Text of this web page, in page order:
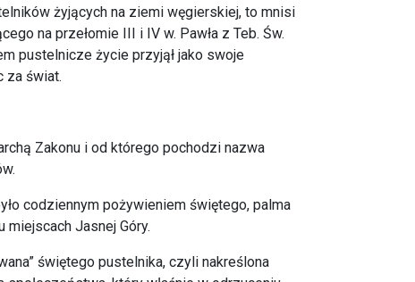
żyjących na ziemi węgierskiej, to mnisi
na przełomie III i IV w. Pawła z Teb. Św.
pustelnicze życie przyjął jako swoje
za świat.
Zakonu i od którego pochodzi nazwa
codziennym pożywieniem świętego, palma
Jasnej Góry.
świętego pustelnika, czyli nakreślona